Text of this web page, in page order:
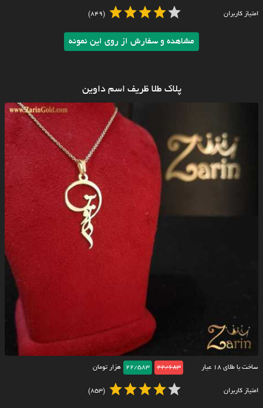
امتیاز کاربران (849)
مشاهده و سفارش از روی این نمونه
پلاک طلا ظریف اسم داوین
ساخت با طلای ۱۸ عیار 22/683
22/583 هزار تومان
امتیاز کاربران (853)